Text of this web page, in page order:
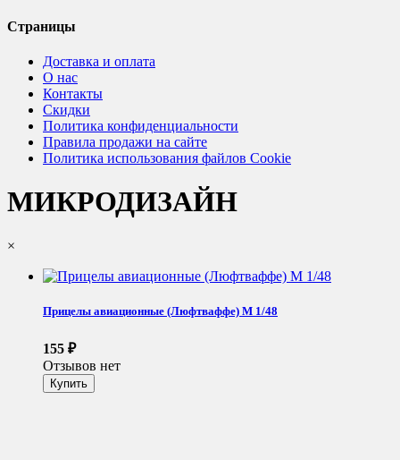
Страницы
Доставка и оплата
О нас
Контакты
Скидки
Политика конфиденциальности
Правила продажи на сайте
Политика использования файлов Cookie
МИКРОДИЗАЙН
×
Прицелы авиационные (Люфтваффе) М 1/48
155 ₽
Отзывов нет